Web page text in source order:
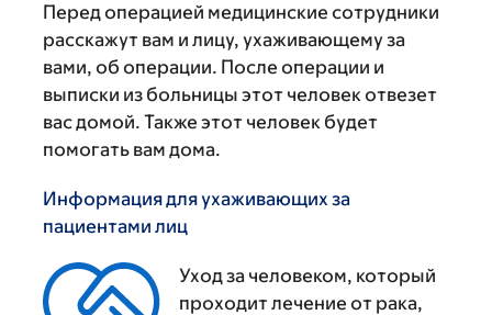
Перед операцией медицинские сотрудники
расскажут вам и лицу, ухаживающему за
вами, об операции. После операции и
выписки из больницы этот человек отвезет
вас домой. Также этот человек будет
помогать вам дома.
Информация для ухаживающих за
пациентами лиц
Уход за человеком, который
проходит лечение от рака,